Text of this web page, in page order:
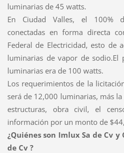
luminarias de 45 watts.
En Ciudad Valles, el 100%
conectadas en forma directa
Federal de Electricidad, esto de
luminarias de vapor de
luminarias era de 100 watts.
Los requerimientos de la
será de 12,000 luminarias, más
estructuras, obra civil, el
información por un monto de
¿Quiénes son Imlux Sa de Cv y
de Cv ?